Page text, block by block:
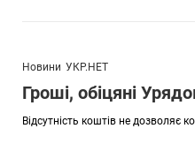
Новини УКР.НЕТ
Гроші, обіцяні
Відсутність коштів не дозволяє